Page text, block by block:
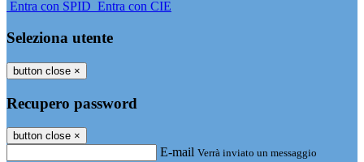
Entra con SPID Entra con CIE
Seleziona utente
button close ×
Recupero password
button close ×
E-mail Verrà inviato un messaggio